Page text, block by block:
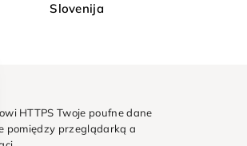
Slovenija
HTTPS Twoje poufne dane
pomiędzy przeglądarką a